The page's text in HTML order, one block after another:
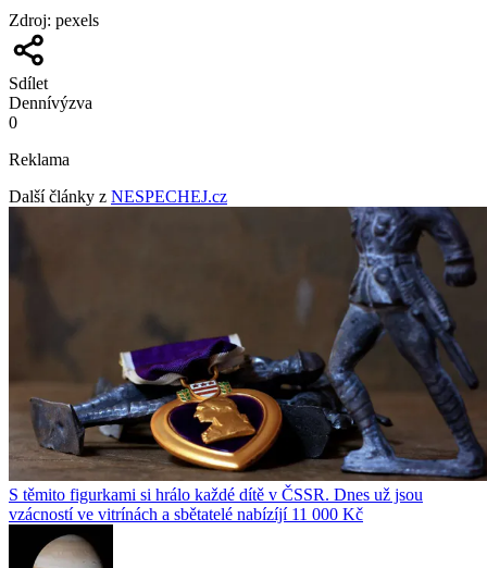
Zdroj: pexels
Sdílet
Dennívýzva
0
Reklama
Další články z NESPECHEJ.cz
S těmito figurkami si hrálo každé dítě v ČSSR. Dnes už jsou
vzácností ve vitrínách a sbětatelé nabízíjí 11 000 Kč